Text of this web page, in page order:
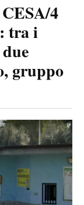
4
tra i
gruppo